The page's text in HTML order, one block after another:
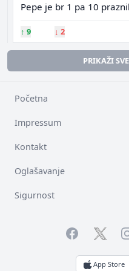
Pepe je br 1 pa 10
↑ 9 ↓ 2
PRIKAŽI
Početna
Impressum
Kontakt
Oglašavanje
Sigurnost
FacebookTwitter
App Store